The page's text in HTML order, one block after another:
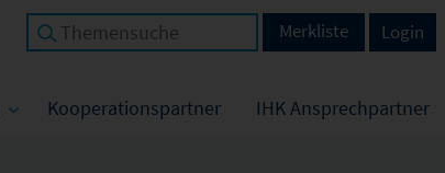
Kooperationspartner IHK Ansprechpartner
Login
Merkliste